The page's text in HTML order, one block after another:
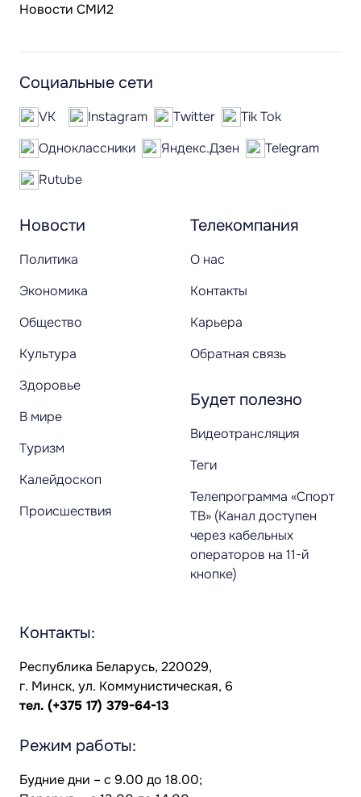
Новости СМИ2
Новости
Политика
Экономика
Общество
Культура
Здоровье
В мире
Туризм
Калейдоскоп
Происшествия
Телекомпания
О нас
Контакты
Карьера
Обратная связь
Будет полезно
Видеотрансляция
Теги
Телепрограмма «Спорт
ТВ» (Канал доступен
через кабельных
операторов на 11-й
кнопке)
Социальные сети
VK Instagram Twitter
Tik Tok
Одноклассники
Яндекс.Дзен
Telegram
Rutube
Контакты:
Республика Беларусь, 220029,
г. Минск, ул. Коммунистическая, 6
тел. (+375 17) 379-64-13
Режим работы:
Будние дни – с 9.00 до 18.00;